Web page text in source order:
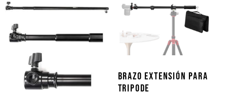
BRAZO EXTENSIÓN PARA
TRIPODE